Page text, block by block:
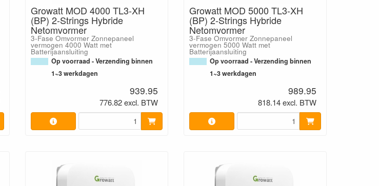
Growatt MOD 4000 TL3-XH
(BP) 2-Strings Hybride
Netomvormer
3-Fase Omvormer Zonnepaneel
vermogen 4000 Watt met
Batterijaansluiting
Op voorraad - Verzending binnen
1~3 werkdagen
939.95
776.82 excl. BTW
Growatt MOD 5000 TL3-XH
(BP) 2-Strings Hybride
Netomvormer
3-Fase Omvormer Zonnepaneel
vermogen 5000 Watt met
Batterijaansluiting
Op voorraad - Verzending binnen
1~3 werkdagen
989.95
818.14 excl. BTW